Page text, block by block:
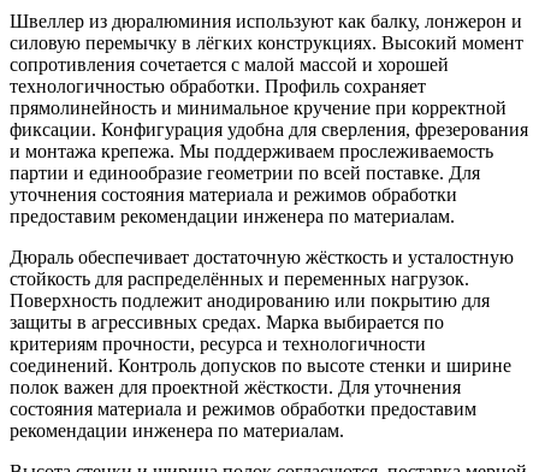
Швеллер из дюралюминия используют как балку, лонжерон и
силовую перемычку в лёгких конструкциях. Высокий момент
сопротивления сочетается с малой массой и хорошей
технологичностью обработки. Профиль сохраняет
прямолинейность и минимальное кручение при корректной
фиксации. Конфигурация удобна для сверления, фрезерования
и монтажа крепежа. Мы поддерживаем прослеживаемость
партии и единообразие геометрии по всей поставке. Для
уточнения состояния материала и режимов обработки
предоставим рекомендации инженера по материалам.
Дюраль обеспечивает достаточную жёсткость и усталостную
стойкость для распределённых и переменных нагрузок.
Поверхность подлежит анодированию или покрытию для
защиты в агрессивных средах. Марка выбирается по
критериям прочности, ресурса и технологичности
соединений. Контроль допусков по высоте стенки и ширине
полок важен для проектной жёсткости. Для уточнения
состояния материала и режимов обработки предоставим
рекомендации инженера по материалам.